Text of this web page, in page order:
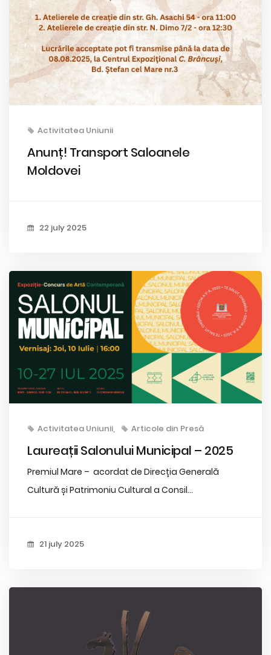
Activitatea Uniunii
Anunț! Transport Saloanele
Moldovei
22 july 2025
Activitatea Uniunii Articole din Presă
Laureații Salonului Municipal – 2025
Premiul Mare – acordat de Direcția Generală
Cultură și Patrimoniu Cultural a Consil...
21 july 2025